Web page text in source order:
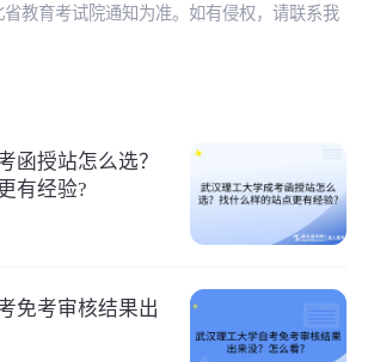
教育考试院通知为准。如有侵权，请联系我
函授站怎么选？
有经验?
免考审核结果出